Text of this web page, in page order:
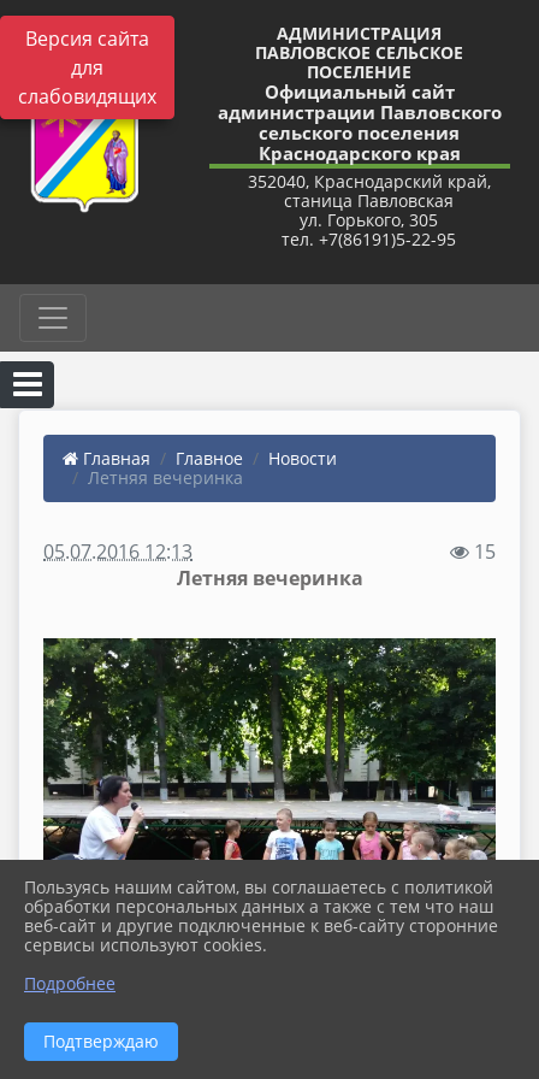
Версия сайта
для
слабовидящих
АДМИНИСТРАЦИЯ
ПАВЛОВСКОЕ СЕЛЬСКОЕ
ПОСЕЛЕНИЕ
Официальный сайт
администрации Павловского
сельского поселения
Краснодарского края
352040, Краснодарский край,
станица Павловская
ул. Горького, 305
тел. +7(86191)5-22-95
Главная Главное
Новости
Летняя вечеринка
05.07.2016 12:13
15
Летняя вечеринка
Пользуясь нашим сайтом, вы соглашаетесь с политикой
обработки персональных данных а также с тем что наш
веб-сайт и другие подключенные к веб-сайту сторонние
сервисы используют cookies.
Подробнее
Подтверждаю